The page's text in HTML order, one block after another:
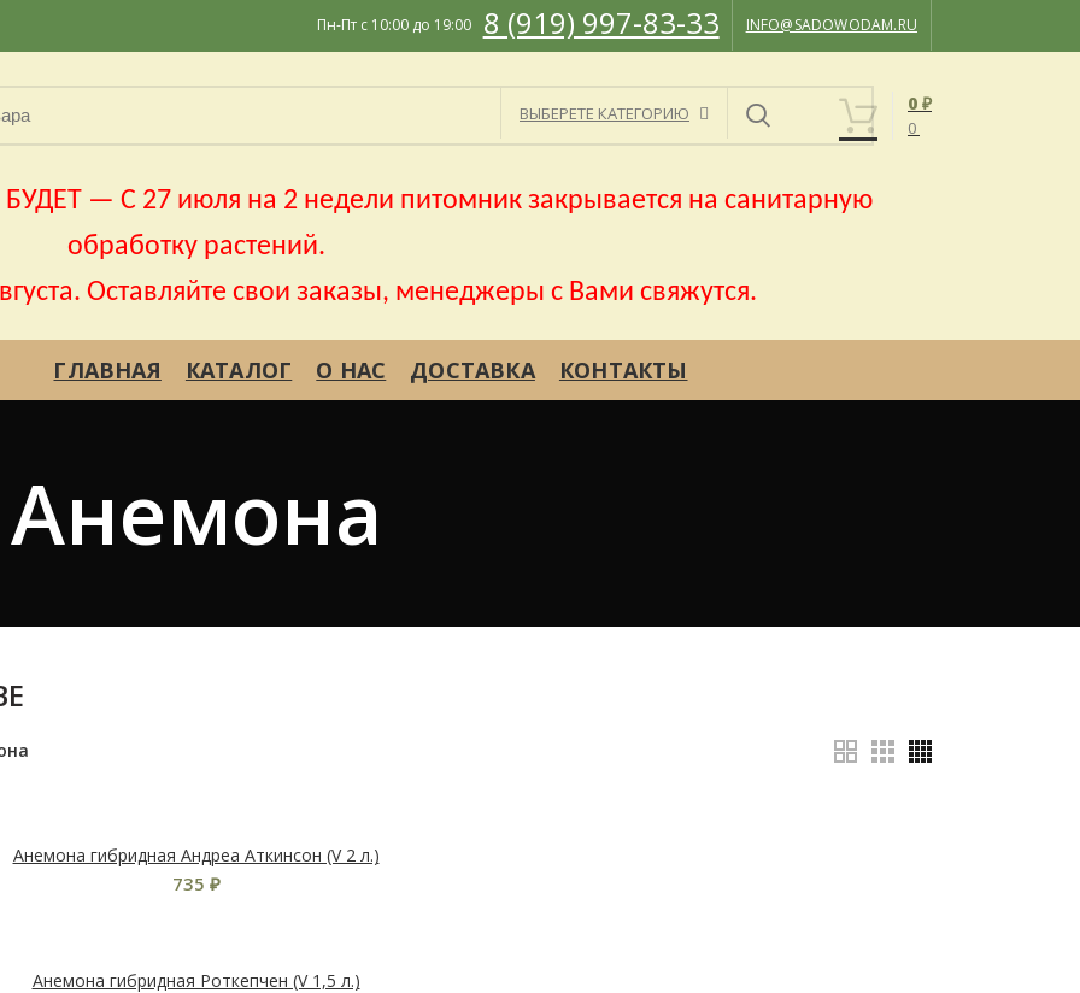
Пн-Пт с 10:00 до 19:00 8 (919) 997-83-33 INFO@SADOWODAM.RU
ВЫБЕРЕТЕ КАТЕГОРИЮ
0
0 ₽
— С 27 июля на 2 недели питомник закрывается на санитарную
обработку растений.
Оставляйте свои заказы, менеджеры с Вами свяжутся.
ГЛАВНАЯ КАТАЛОГ О НАС ДОСТАВКА КОНТАКТЫ
Анемона
Анемона гибридная Андреа Аткинсон (V 2 л.)
735 ₽
Анемона гибридная Роткепчен (V 1,5 л.)